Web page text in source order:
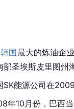
韩国最大的炼油企
部圣埃斯皮里图州
SK能源公司在
年10月份，巴西